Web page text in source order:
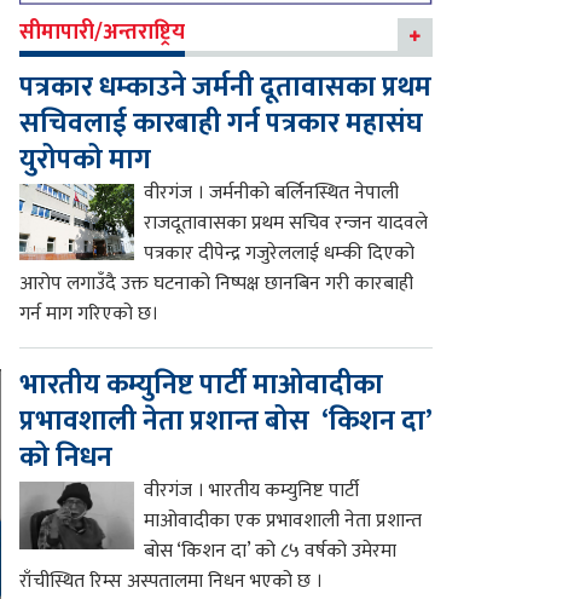
सीमापारी/अन्तराष्ट्रिय
पत्रकार धम्काउने जर्मनी दूतावासका प्रथम
सचिवलाई कारबाही गर्न पत्रकार महासंघ
युरोपको माग
वीरगंज । जर्मनीको बर्लिनस्थित नेपाली
राजदूतावासका प्रथम सचिव रन्जन यादवले
पत्रकार दीपेन्द्र गजुरेललाई धम्की दिएको
आरोप लगाउँदै उक्त घटनाको निष्पक्ष छानबिन गरी कारबाही
गर्न माग गरिएको छ।
भारतीय कम्युनिष्ट पार्टी माओवादीका
प्रभावशाली नेता प्रशान्त बोस ‘किशन दा’
को निधन
वीरगंज । भारतीय कम्युनिष्ट पार्टी
माओवादीका एक प्रभावशाली नेता प्रशान्त
बोस ‘किशन दा’ को ८५ वर्षको उमेरमा
राँचीस्थित रिम्स अस्पतालमा निधन भएको छ ।